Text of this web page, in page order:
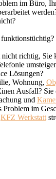
im Büro,
richtig, Sie
Lösungen?
Wohnung,
Ausfall?
und
Problem im
KFZ Werkstatt